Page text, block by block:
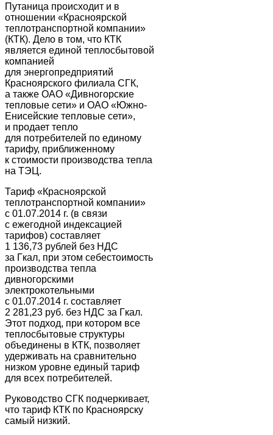
Путаница происходит и в
отношении «Красноярской
теплотранспортной компании»
(КТК). Дело в том, что КТК
является единой теплосбытовой
компанией
для энергопредприятий
Красноярского филиала СГК,
а также ОАО «Дивногорские
тепловые сети» и ОАО «Южно-
Енисейские тепловые сети»,
и продает тепло
для потребителей по единому
тарифу, приближенному
к стоимости производства тепла
на ТЭЦ.
Тариф «Красноярской
теплотранспортной компании»
с 01.07.2014 г. (в связи
с ежегодной индексацией
тарифов) составляет
1 136,73 рублей без НДС
за Гкал, при этом себестоимость
производства тепла
дивногорскими
электрокотельными
с 01.07.2014 г. составляет
2 281,23 руб. без НДС за Гкал.
Этот подход, при котором все
теплосбытовые структуры
объединены в КТК, позволяет
удерживать на сравнительно
низком уровне единый тариф
для всех потребителей.
Руководство СГК подчеркивает,
что тариф КТК по Красноярску
самый низкий.